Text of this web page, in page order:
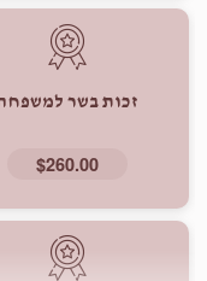
זכות בשר
$260.00